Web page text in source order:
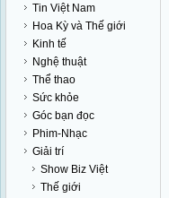
Tin Việt Nam
Hoa Kỳ và Thế giới
Kinh tế
Nghệ thuật
Thể thao
Sức khỏe
Góc bạn đọc
Phim-Nhạc
Giải trí
Show Biz Việt
Thế giới